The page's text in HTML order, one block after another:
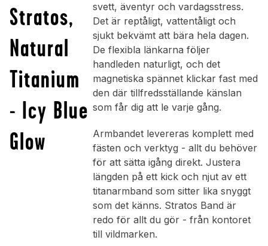
Stratos,
Natural
Titanium
- Icy Blue
Glow
svett, äventyr och vardagsstress.
Det är reptåligt, vattentåligt och
sjukt bekvämt att bära hela dagen.
De flexibla länkarna följer
handleden naturligt, och det
magnetiska spännet klickar fast med
den där tillfredsställande känslan
som får dig att le varje gång.
Armbandet levereras komplett med
fästen och verktyg - allt du behöver
för att sätta igång direkt. Justera
längden på ett kick och njut av ett
titanarmband som sitter lika snyggt
som det känns. Stratos Band är
redo för allt du gör - från kontoret
till vildmarken.